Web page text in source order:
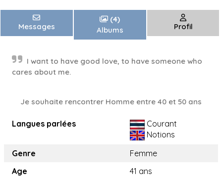
Messages
(4)
Albums
Profil
I want to have good love, to have someone who
cares about me.
Je souhaite rencontrer Homme entre 40 et 50 ans
Langues parlées
Courant
Notions
Genre
Femme
Age
41 ans